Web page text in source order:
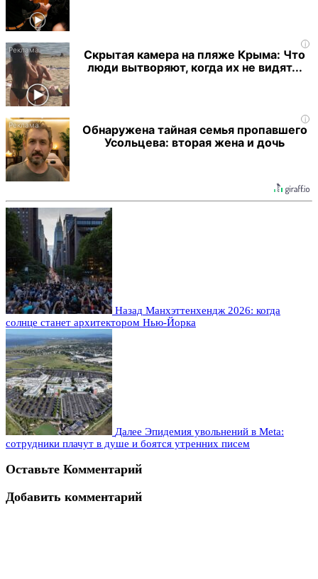
i
Скрытая камера на пляже Крыма: Что
люди вытворяют, когда их не видят...
i
Обнаружена тайная семья пропавшего
Усольцева: вторая жена и дочь
Назад Манхэттенхендж 2026: когда
солнце станет архитектором Нью-Йорка
Далее Эпидемия увольнений в Meta:
сотрудники плачут в душе и боятся утренних писем
Оставьте Комментарий
Добавить комментарий